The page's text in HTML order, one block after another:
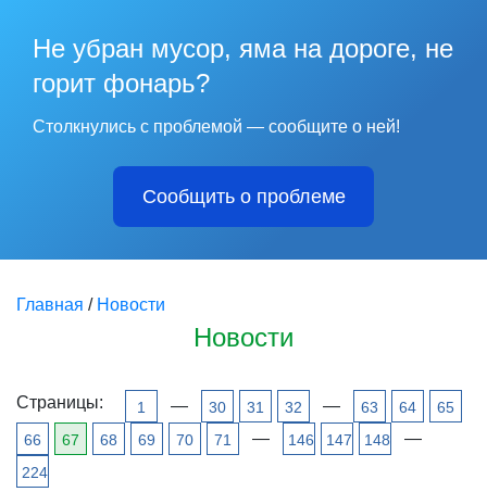
Не убран мусор, яма на дороге, не
горит фонарь?
Столкнулись с проблемой — сообщите о ней!
Сообщить о проблеме
Главная / Новости
Новости
Страницы: 1 — 30 31 32 — 63 64
65
66
67 68 69 70 71 — 146 147 148 —
224